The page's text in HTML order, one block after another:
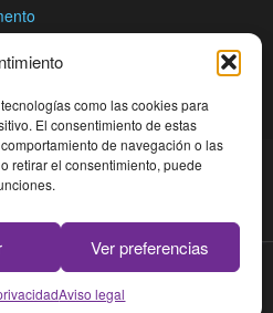
como las cookies para
El consentimiento de estas
de navegación o las
retirar el consentimiento, puede
Ver preferencias
Aviso legal